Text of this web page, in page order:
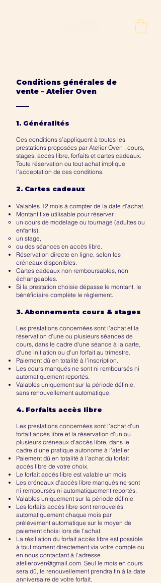
Conditions générales de
vente – Atelier Oven
1. Généralités
Ces conditions s’appliquent à toutes les
prestations proposées par Atelier Oven : cours,
stages, accès libre, forfaits et cartes cadeaux.
Toute réservation ou tout achat implique
l’acceptation de ces conditions.
2. Cartes cadeaux
Valables 12 mois à compter de la date d’achat.
Montant fixe utilisable pour réserver :
un cours de modelage ou tournage (adultes ou
enfants),
un stage,
ou des séances en accès libre.
Réservation directe en ligne, selon les
créneaux disponibles.
Cartes cadeaux non remboursables, non
échangeables.
Si la prestation choisie dépasse le montant, le
bénéficiaire complète le règlement.
3. Abonnements cours & stages
Les prestations concernées sont l'achat et la
réservation d'une ou plusieurs séances de
cours, dans le cadre d'une séance à la carte,
d'une initiation ou d'un forfait au trimestre.
Paiement dû en totalité à l’inscription.
Les cours manqués ne sont ni remboursés ni
automatiquement reportés.
Valables uniquement sur la période définie,
sans renouvellement automatique.
4. Forfaits accès libre
Les prestations concernées sont l'achat d'un
forfait accès libre et la réservation d'un ou
plusieurs créneaux d'accès libre, dans le
cadre d'une pratique autonome à l'atelier
Paiement dû en totalité à l’achat du forfait
accès libre de votre choix.
Le forfait accès libre est valable un mois
Les créneaux d'accès libre manqués ne sont
ni remboursés ni automatiquement reportés.
Valables uniquement sur la période définie
Les forfaits accès libre sont renouvelés
automatiquement chaque mois par
prélèvement automatique sur le moyen de
paiement choisi lors de l'achat.
La résiliation du forfait accès libre est possible
à tout moment directement via votre compte ou
en nous contactant à l'adresse
atelier.oven@gmail.com . Seul le mois en cours
sera dû, le renouvellement prendra fin à la date
anniversaire de votre forfait.